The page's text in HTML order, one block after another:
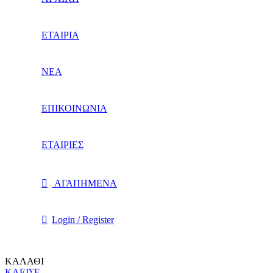
ΕΤΑΙΡΙΑ
ΝΕΑ
ΕΠΙΚΟΙΝΩΝΙΑ
ΕΤΑΙΡΙΕΣ
ΑΓΑΠΗΜΕΝΑ
Login / Register
ΚΑΛΑΘΙ